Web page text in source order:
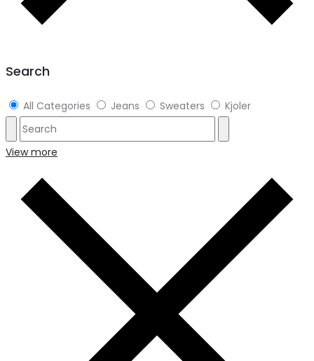
Search
All Categories Jeans Sweaters Kjoler
View more